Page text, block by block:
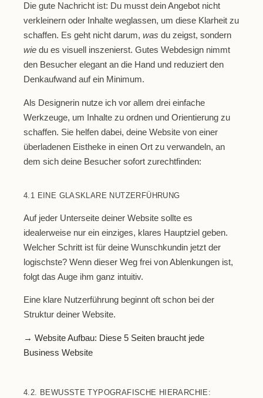
Die gute Nachricht ist: Du musst dein Angebot nicht
verkleinern oder Inhalte weglassen, um diese Klarheit zu
schaffen. Es geht nicht darum, was du zeigst, sondern
wie du es visuell inszenierst. Gutes Webdesign nimmt
den Besucher elegant an die Hand und reduziert den
Denkaufwand auf ein Minimum.
Als Designerin nutze ich vor allem drei einfache
Werkzeuge, um Inhalte zu ordnen und Orientierung zu
schaffen. Sie helfen dabei, deine Website von einer
überladenen Eistheke in einen Ort zu verwandeln, an
dem sich deine Besucher sofort zurechtfinden:
4.1 EINE GLASKLARE NUTZERFÜHRUNG
Auf jeder Unterseite deiner Website sollte es
idealerweise nur ein einziges, klares Hauptziel geben.
Welcher Schritt ist für deine Wunschkundin jetzt der
logischste? Wenn dieser Weg frei von Ablenkungen ist,
folgt das Auge ihm ganz intuitiv.
Eine klare Nutzerführung beginnt oft schon bei der
Struktur deiner Website.
→ Website Aufbau: Diese 5 Seiten braucht jede
Business Website
4.2. BEWUSSTE TYPOGRAFISCHE HIERARCHIE: